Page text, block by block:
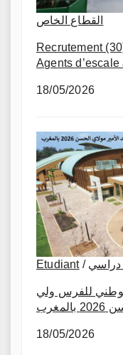
القطاع الخاص
Recrutement
Agents
18/05/2026
Etudiant/ دراسي
للفرس ولي
18/05/2026